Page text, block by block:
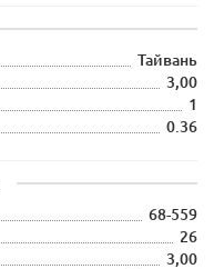
Тайвань
3,00
1
0.36
68-559
26
3,00